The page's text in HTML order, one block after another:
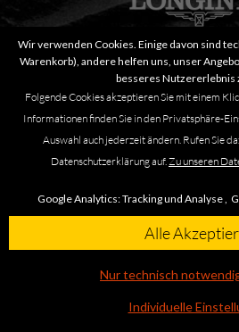
Longines Spirit Flyback 42
5.000,00 €
Wir verwenden Cookies. Einige davon sind
Warenkorb), andere helfen uns, unser
besseres Nutzererlebnis
Folgende Cookies akzeptieren Sie mit einem
Informationen finden Sie in den Privatsphäre-
Auswahl auch jederzeit ändern. Rufen Sie
Datenschutzerklärung auf.Zu unseren
Google Analytics:Tracking und Analyse ,
Individuelle
Nur technisch
Alle